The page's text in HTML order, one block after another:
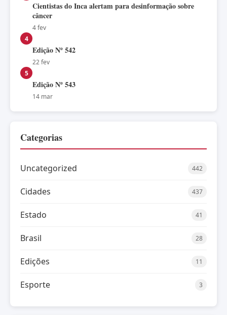
Cientistas do Inca alertam para desinformação sobre
câncer
4 fev
4
Edição Nº 542
22 fev
5
Edição Nº 543
14 mar
Categorias
Uncategorized 442
Cidades 437
Estado 41
Brasil 28
Edições 11
Esporte 3